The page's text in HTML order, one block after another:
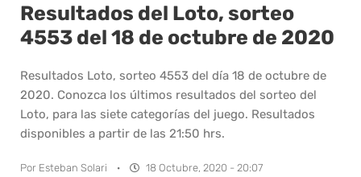
Resultados del Loto, sorteo
4553 del 18 de octubre de 2020
Resultados Loto, sorteo 4553 del día 18 de octubre de
2020. Conozca los últimos resultados del sorteo del
Loto, para las siete categorías del juego. Resultados
disponibles a partir de las 21:50 hrs.
Por Esteban Solari · 18 Octubre, 2020 - 20:07